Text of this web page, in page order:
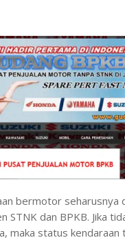
bermotor seharusnya
STNK dan BPKB. Jika
maka status